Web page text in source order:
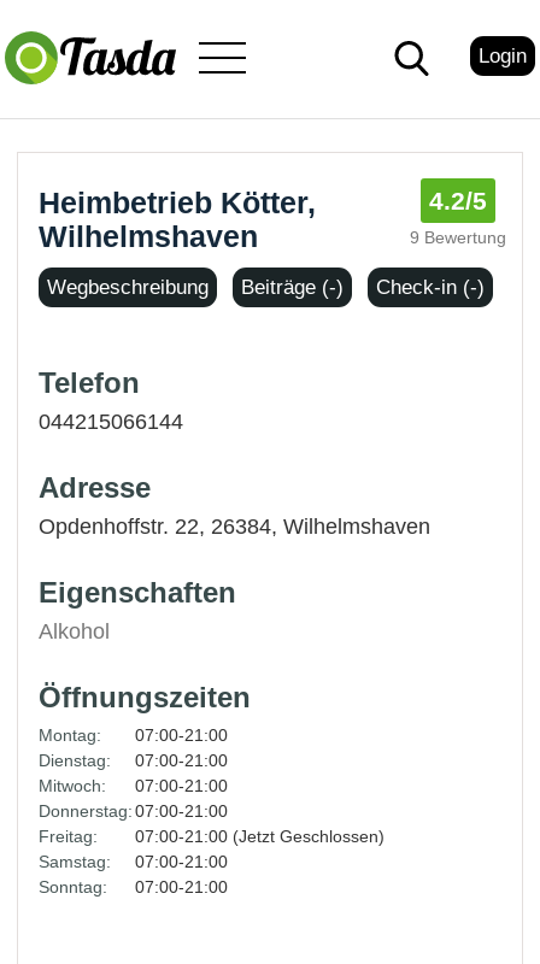
Login
Heimbetrieb Kötter,
Wilhelmshaven
4.2/5
9 Bewertung
Wegbeschreibung Beiträge (-) Check-in (-)
Telefon
044215066144
Adresse
Opdenhoffstr. 22, 26384,Wilhelmshaven
Eigenschaften
Alkohol
Öffnungszeiten
Montag:
07:00-21:00
Dienstag:
07:00-21:00
Mitwoch:
07:00-21:00
Donnerstag: 07:00-21:00
Freitag:
07:00-21:00 (Jetzt Geschlossen)
Samstag:
07:00-21:00
Sonntag:
07:00-21:00